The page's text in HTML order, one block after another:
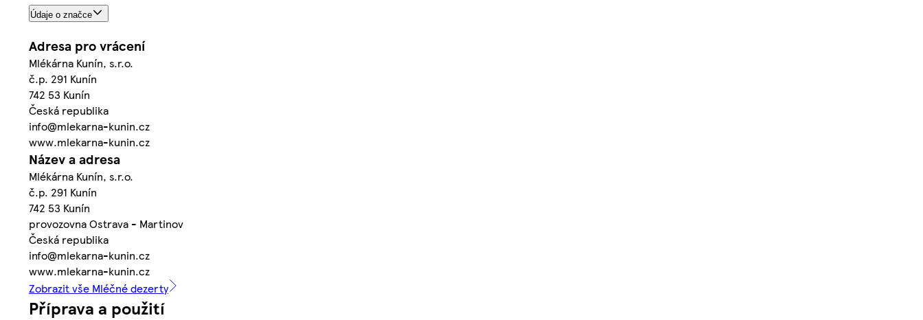
Údaje o značce
Adresa pro vrácení
Mlékárna Kunín, s.r.o.
č.p. 291 Kunín
742 53 Kunín
Česká republika
info@mlekarna-kunin.cz
www.mlekarna-kunin.cz
Název a adresa
Mlékárna Kunín, s.r.o.
č.p. 291 Kunín
742 53 Kunín
provozovna Ostrava - Martinov
Česká republika
info@mlekarna-kunin.cz
www.mlekarna-kunin.cz
Zobrazit vše Mléčné dezerty
Příprava a použití